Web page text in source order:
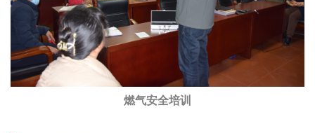
燃气安全培训